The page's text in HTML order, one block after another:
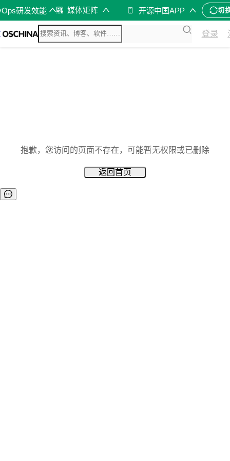
研发效能 媒体矩阵 开源中国APP 切
登录
抱歉，您访问的页面不存在，可能暂无权限或已删除
返回首页